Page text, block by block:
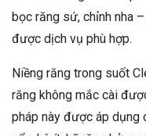
bọc răng sứ, chỉnh nha
được dịch vụ phù hợp.
Niềng răng trong suốt
răng không mắc cài
pháp này được áp dụng